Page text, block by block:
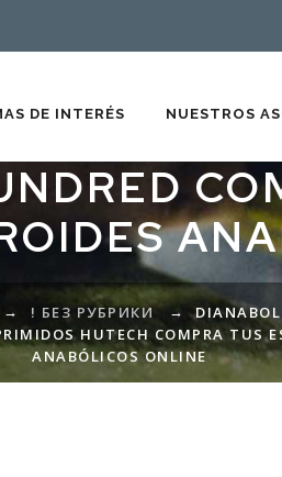
DE INTERÉS NUESTROS
! БЕЗ РУБРИКИ→
HUTECH COMPRA TUS
ANABÓLICOS ONLINE